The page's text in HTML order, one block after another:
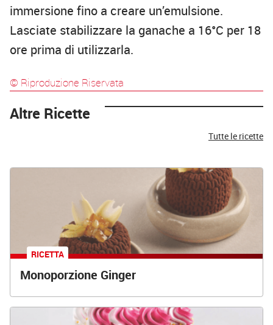
immersione fino a creare un’emulsione.
Lasciate stabilizzare la ganache a 16°C per 18
ore prima di utilizzarla.
© Riproduzione Riservata
Altre Ricette
Tutte le ricette
RICETTA
Monoporzione Ginger